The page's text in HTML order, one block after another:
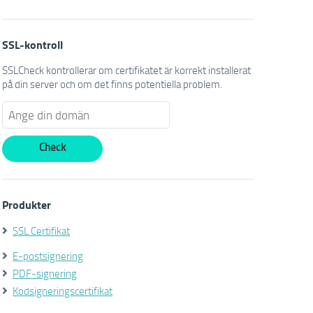
SSL-kontroll
SSLCheck kontrollerar om certifikatet är korrekt installerat
på din server och om det finns potentiella problem.
Produkter
SSL Certifikat
E-postsignering
PDF-signering
Kodsigneringscertifikat